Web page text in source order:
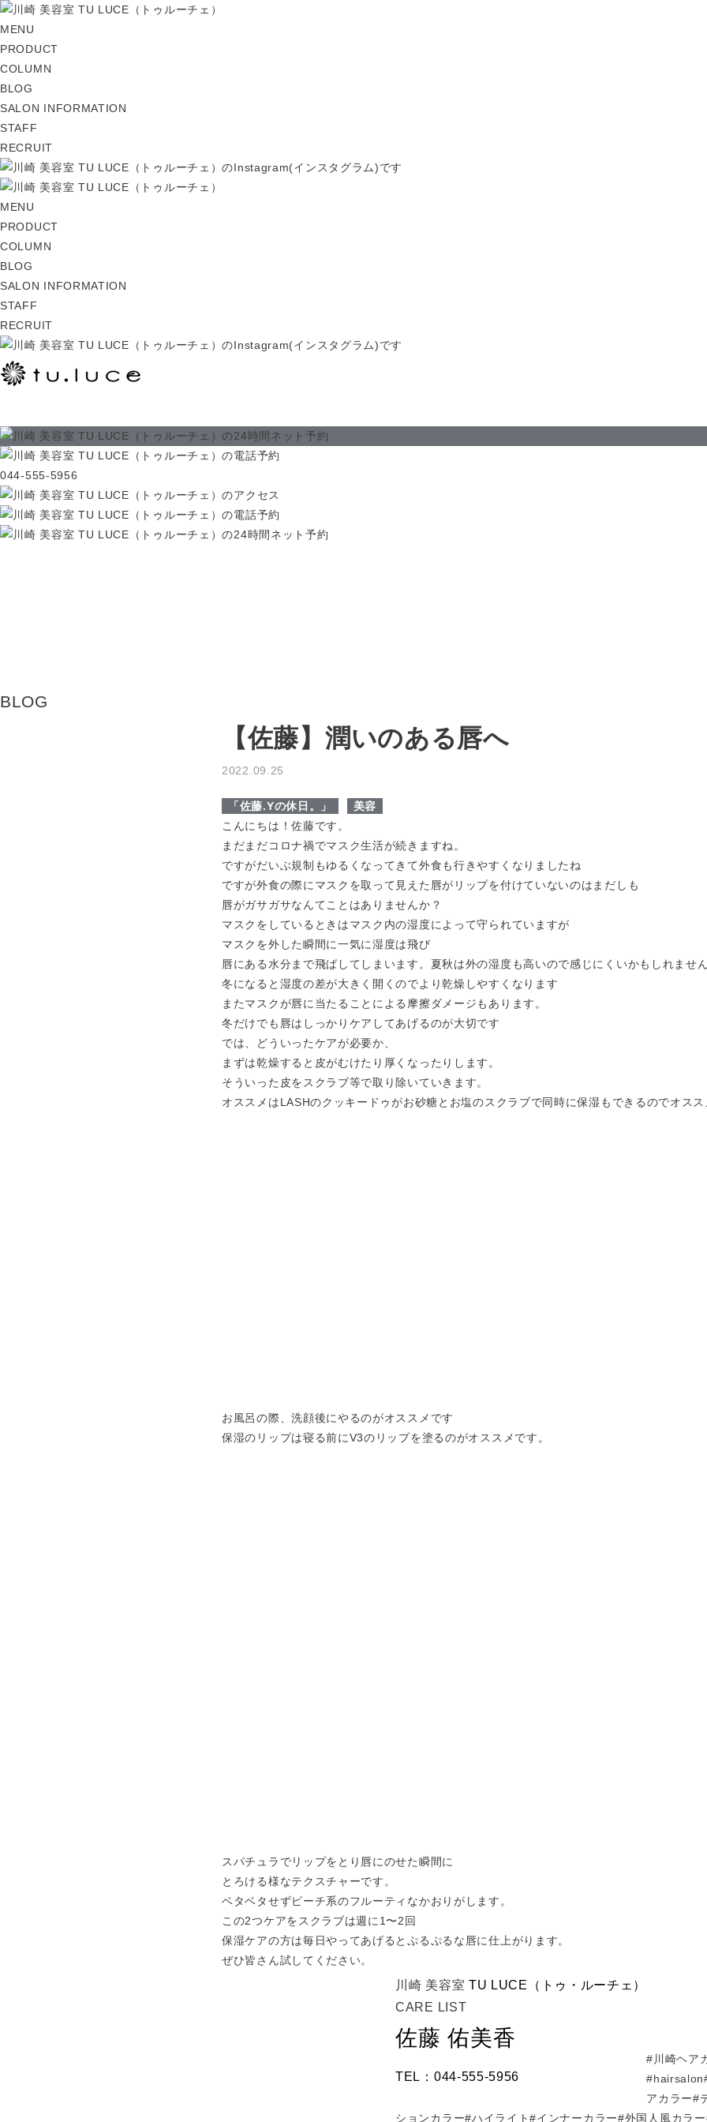
MENU
PRODUCT
COLUMN
BLOG
SALON INFORMATION
STAFF
RECRUIT
MENU
PRODUCT
COLUMN
BLOG
SALON INFORMATION
STAFF
RECRUIT
044-555-5956
BLOG
【佐藤】潤いのある唇へ
2022.09.25
「佐藤.Yの休日。」
美容
こんにちは！佐藤です。
まだまだコロナ禍でマスク生活が続きますね。
ですがだいぶ規制もゆるくなってきて外食も行きやすくなりましたね
ですが外食の際にマスクを取って見えた唇がリップを付けていないのはまだしも
唇がガサガサなんてことはありませんか？
マスクをしているときはマスク内の湿度によって守られていますが
マスクを外した瞬間に一気に湿度は飛び
唇にある水分まで飛ばしてしまいます。夏秋は外の湿度も高いので感じにくいかもしれませ
冬になると湿度の差が大きく開くのでより乾燥しやすくなります
またマスクが唇に当たることによる摩擦ダメージもあります。
冬だけでも唇はしっかりケアしてあげるのが大切です
では、どういったケアが必要か、
まずは乾燥すると皮がむけたり厚くなったりします。
そういった皮をスクラブ等で取り除いていきます。
オススメはLASHのクッキードゥがお砂糖とお塩のスクラブで同時に保湿もできるのでオス
お風呂の際、洗顔後にやるのがオススメです
保湿のリップは寝る前にV3のリップを塗るのがオススメです。
スパチュラでリップをとり唇にのせた瞬間に
とろける様なテクスチャーです。
ベタベタせずピーチ系のフルーティなかおりがします。
この2つケアをスクラブは週に1〜2回
保湿ケアの方は毎日やってあげるとぷるぷるな唇に仕上がります。
ぜひ皆さん試してください。
川崎 美容室 TU LUCE（トゥ・ルーチェ）
CARE LIST
佐藤 佑美香
TEL：044-555-5956
#川崎ヘア
アカラー#
ションカラー#ハイライト#インナーカラー#外国人風カラ